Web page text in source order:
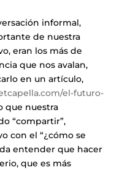
informal,
de nuestra
eran los más de
que nos avalan,
en un artículo,
el-futuro-
que nuestra
“compartir”,
con el “¿cómo se
entender que hacer
que es más